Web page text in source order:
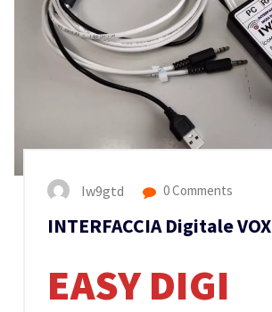
Iw9gtd 0 Comments
INTERFACCIA Digitale VOX
EASY DIGI